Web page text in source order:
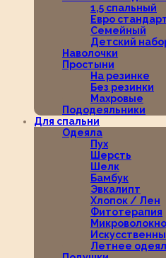
1,5 спальный
Евро
Семейный
Детский
Наволочки
Простыни
На резинке
Без резинки
Махровые
Пододеяльники
Для спальни
Одеяла
Пух
Шерсть
Шелк
Бамбук
Эвкалипт
Хлопок / Лен
Фитотерапия
Микроволокно
Летнее